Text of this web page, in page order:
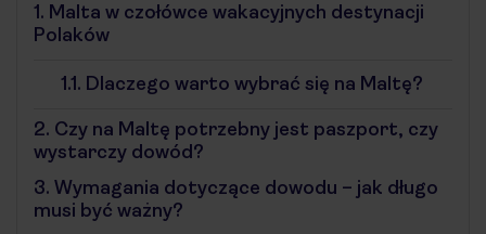
1. Malta w czołówce wakacyjnych destynacji
Polaków
1.1. Dlaczego warto wybrać się na Maltę?
2. Czy na Maltę potrzebny jest paszport, czy
wystarczy dowód?
3. Wymagania dotyczące dowodu – jak długo
musi być ważny?